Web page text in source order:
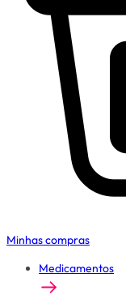
Minhas compras
Medicamentos